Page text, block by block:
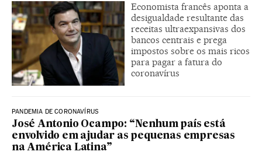
Economista francês aponta a
desigualdade resultante das
receitas ultraexpansivas dos
bancos centrais e prega
impostos sobre os mais ricos
para pagar a fatura do
coronavírus
PANDEMIA DE CORONAVÍRUS
José Antonio Ocampo: “Nenhum país está
envolvido em ajudar as pequenas empresas
na América Latina”